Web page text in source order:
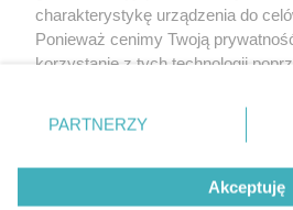
O nas
Informacje
Nasze serwisy
charakterystykę urządzenia do
Ponieważ cenimy Twoją
korzystanie z tych technologii
zmienić/wycofać klikając przycisk
znajdujący się w lewym dolnym
rodzaje przetwarzania danych nie
użytkownika, ale masz prawo
PARTNERZY
Akceptuję